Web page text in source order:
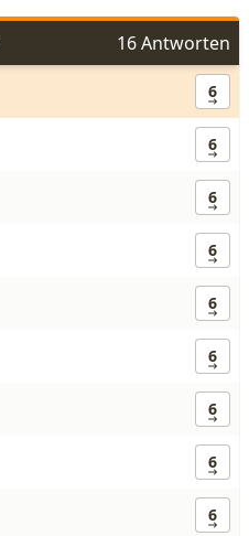
16 Antworten
6
6
6
6
6
6
6
6
6